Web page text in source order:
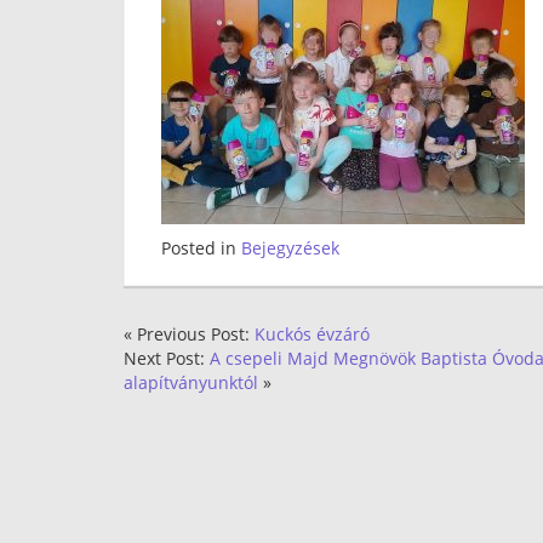
Posted in Bejegyzések
« Previous Post: Kuckós évzáró
Next Post: A csepeli Majd Megnövök Baptista
alapítványunktól »